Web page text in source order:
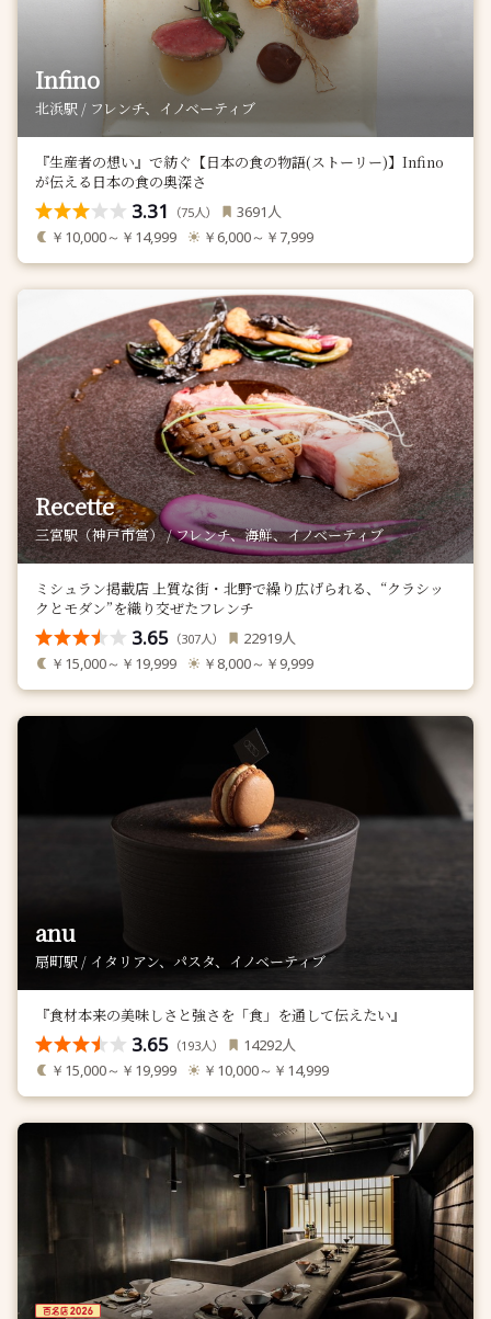
Infino
北浜駅 / フレンチ、イノベーティブ
『生産者の想い』で紡ぐ【日本の食の物語(ストーリー)】Infino
が伝える日本の食の奥深さ
3.31 （75人） 3691 人
￥10,000～￥14,999 ￥6,000～￥7,999
Recette
三宮駅（神戸市営） / フレンチ、海鮮、イノベーティブ
ミシュラン掲載店 上質な街・北野で繰り広げられる、“クラシッ
クとモダン”を織り交ぜたフレンチ
3.65 （307人） 22919人
￥15,000～￥19,999 ￥8,000～￥9,999
anu
扇町駅 / イタリアン、パスタ、イノベーティブ
『食材本来の美味しさと強さを「食」を通して伝えたい』
3.65 （193人） 14292人
￥15,000～￥19,999 ￥10,000～￥14,999